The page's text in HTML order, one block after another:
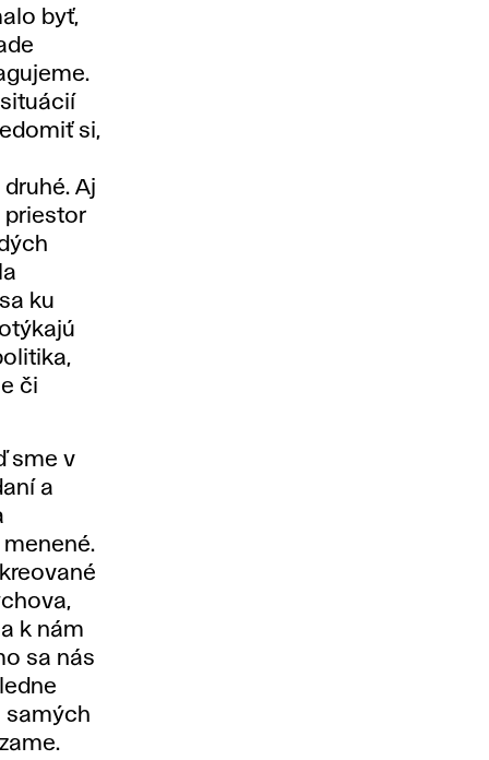
byť,
si,
Aj
priestor
ku
či
sme v
a
menené.
k nám
sa nás
samých